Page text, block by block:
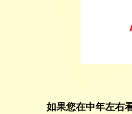
如果您在中年左右